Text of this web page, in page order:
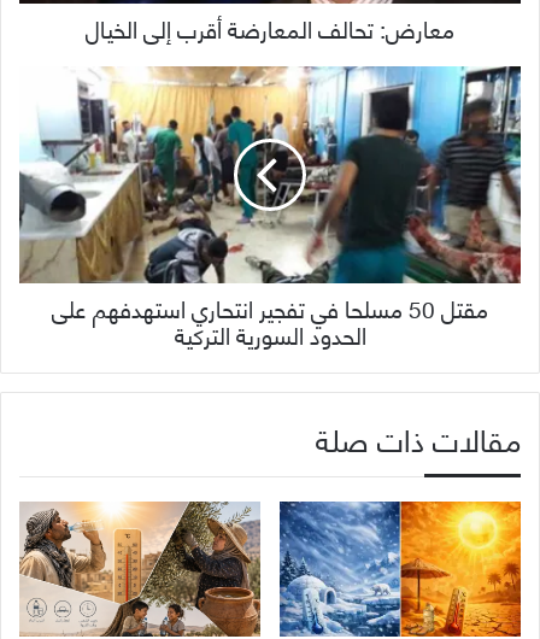
معارض: تحالف المعارضة أقرب إلى الخيال
مقتل 50 مسلحا في تفجير انتحاري استهدفهم على
الحدود السورية التركية
مقالات ذات صلة